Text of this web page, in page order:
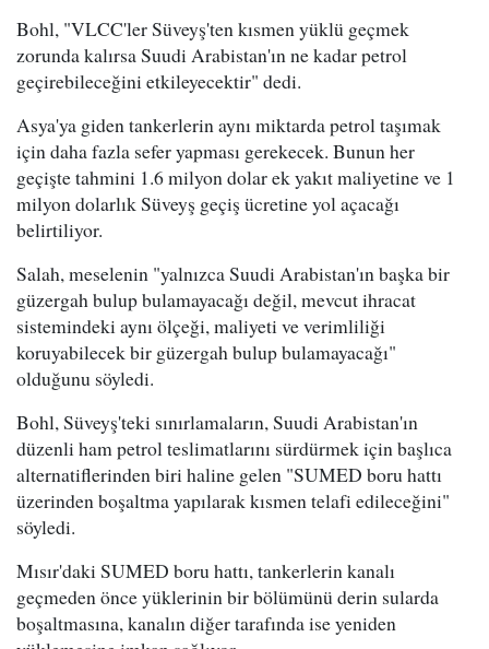
Bohl, "VLCC'ler Süveyş'ten kısmen yüklü geçmek
zorunda kalırsa Suudi Arabistan'ın ne kadar petrol
geçirebileceğini etkileyecektir" dedi.
Asya'ya giden tankerlerin aynı miktarda petrol taşımak
için daha fazla sefer yapması gerekecek. Bunun her
geçişte tahmini 1.6 milyon dolar ek yakıt maliyetine ve 1
milyon dolarlık Süveyş geçiş ücretine yol açacağı
belirtiliyor.
Salah, meselenin "yalnızca Suudi Arabistan'ın başka bir
güzergah bulup bulamayacağı değil, mevcut ihracat
sistemindeki aynı ölçeği, maliyeti ve verimliliği
koruyabilecek bir güzergah bulup bulamayacağı"
olduğunu söyledi.
Bohl, Süveyş'teki sınırlamaların, Suudi Arabistan'ın
düzenli ham petrol teslimatlarını sürdürmek için başlıca
alternatiflerinden biri haline gelen "SUMED boru hattı
üzerinden boşaltma yapılarak kısmen telafi edileceğini"
söyledi.
Mısır'daki SUMED boru hattı, tankerlerin kanalı
geçmeden önce yüklerinin bir bölümünü derin sularda
boşaltmasına, kanalın diğer tarafında ise yeniden